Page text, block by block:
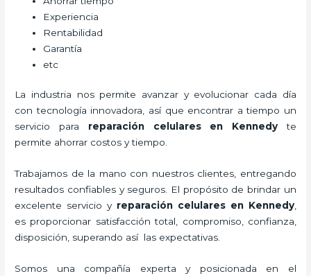
Experiencia
Rentabilidad
Garantía
etc
La industria nos permite avanzar y evolucionar cada día
con tecnología innovadora, así que encontrar a tiempo un
servicio para reparación celulares en Kennedy te
permite ahorrar costos y tiempo.
Trabajamos de la mano con nuestros clientes, entregando
resultados confiables y seguros. El propósito de brindar un
excelente servicio y reparación celularesen Kennedy,
es proporcionar satisfacción total, compromiso, confianza,
disposición, superando así las expectativas.
Somos una compañía experta y posicionada en el